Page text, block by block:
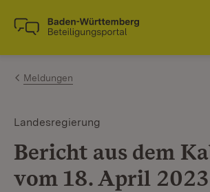
Zum Inhalt springen
Link zur Startseite
Meldungen
Landesregierung
Bericht aus dem
vom 18. April 2023